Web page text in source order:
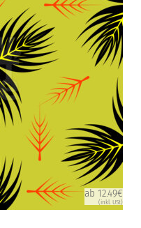
ab 12.49€
(inkl. USt)